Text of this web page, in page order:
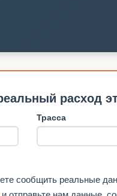
расход
Трасса
сообщить реальные